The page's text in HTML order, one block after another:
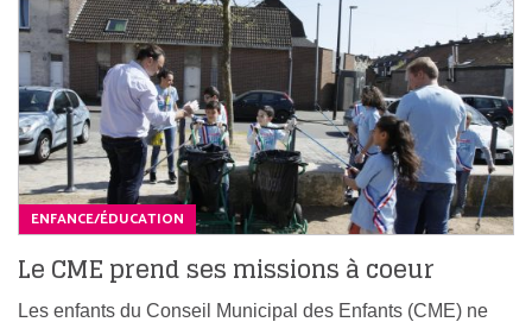
ENFANCE/ÉDUCATION
Le CME prend ses missions à coeur
Les enfants du Conseil Municipal des Enfants (CME) ne